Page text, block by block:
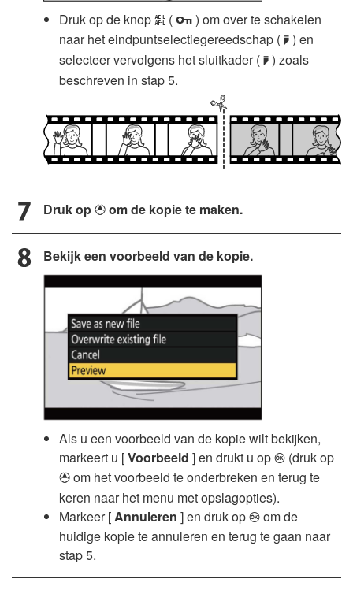
Druk op de knop A ( g ) om over te schakelen
naar het eindpuntselectiegereedschap ( x ) en
selecteer vervolgens het sluitkader ( x ) zoals
beschreven in stap 5.
Druk op 1 om de kopie te maken.
Bekijk een voorbeeld van de kopie.
Als u een voorbeeld van de kopie wilt bekijken,
markeert u [Voorbeeld ] en drukt u op J (druk op
1 om het voorbeeld te onderbreken en terug te
keren naar het menu met opslagopties).
Markeer [Annuleren ] en druk op J om de
huidige kopie te annuleren en terug te gaan naar
stap 5.